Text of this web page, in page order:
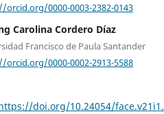
orcid.org/0000-0003-2382-0143
Carolina Cordero Díaz
Francisco de Paula Santander
orcid.org/0000-0002-2913-5588
doi.org/10.24054/